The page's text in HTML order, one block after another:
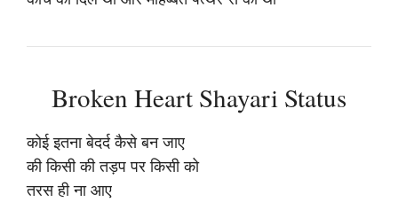
Broken Heart Shayari Status
कोई इतना बेदर्द कैसे बन जाए
की किसी की तड़प पर किसी को
तरस ही ना आए